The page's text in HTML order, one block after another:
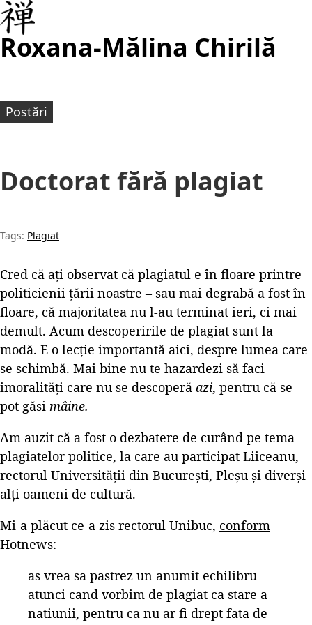
Roxana-Mălina Chirilă
Postări
Doctorat fără plagiat
Tags: Plagiat
Cred că ați observat că plagiatul e în floare printre
politicienii țării noastre – sau mai degrabă a fost în
floare, că majoritatea nu l-au terminat ieri, ci mai
demult. Acum descoperirile de plagiat sunt la
modă. E o lecție importantă aici, despre lumea care
se schimbă. Mai bine nu te hazardezi să faci
imoralități care nu se descoperă azi, pentru că se
pot găsi mâine.
Am auzit că a fost o dezbatere de curând pe tema
plagiatelor politice, la care au participat Liiceanu,
rectorul Universității din București, Pleșu și diverși
alți oameni de cultură.
Mi-a plăcut ce-a zis rectorul Unibuc, conform
Hotnews:
as vrea sa pastrez un anumit echilibru
atunci cand vorbim de plagiat ca stare a
natiunii, pentru ca nu ar fi drept fata de